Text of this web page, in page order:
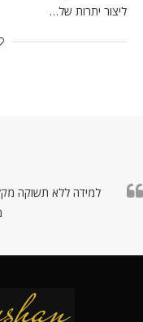
ליצור יתרות של…
למידה ללא תשוקה